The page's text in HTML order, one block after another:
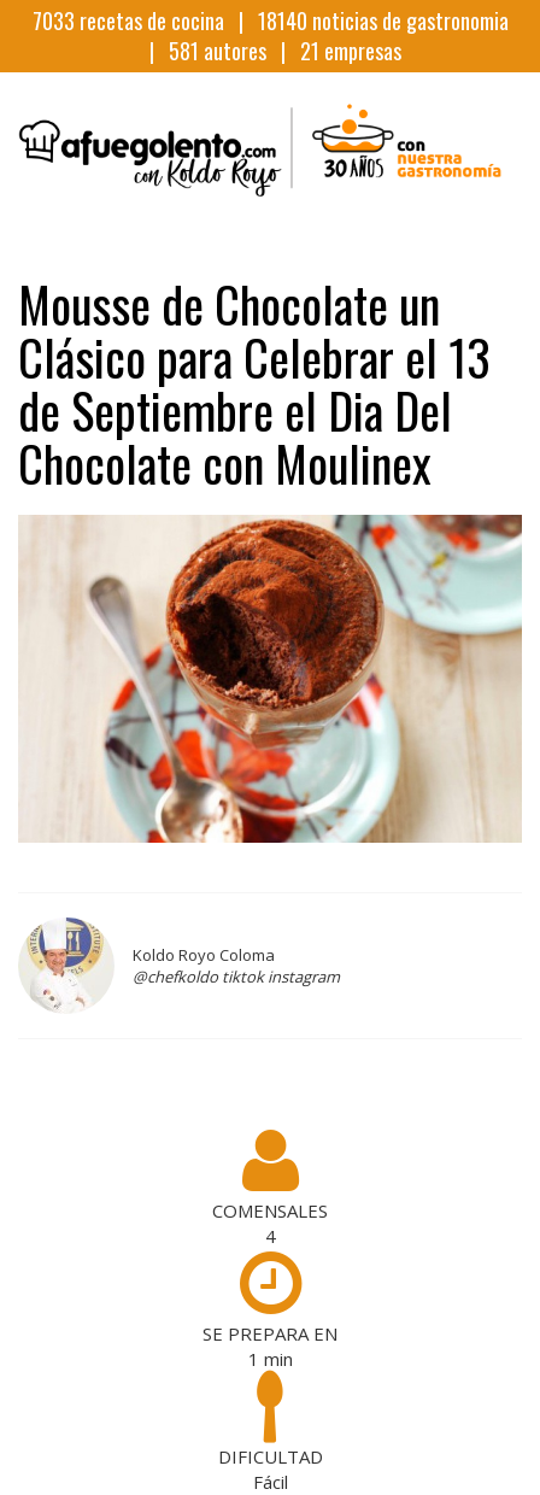
7033 recetas de cocina | 18140 noticias de gastronomia
| 581 autores | 21 empresas
Mousse de Chocolate un
Clásico para Celebrar el 13
de Septiembre el Dia Del
Chocolate con Moulinex
Koldo Royo Coloma
@chefkoldo tiktok instagram
COMENSALES
4
SE PREPARA EN
1 min
DIFICULTAD
Fácil